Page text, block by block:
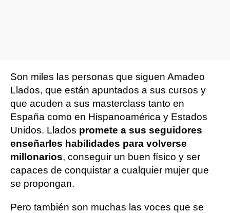
Son miles las personas que siguen Amadeo
Llados, que están apuntados a sus cursos y
que acuden a sus masterclass tanto en
España como en Hispanoamérica y Estados
Unidos. Llados promete a sus seguidores
enseñarles habilidades para volverse
millonarios, conseguir un buen físico y ser
capaces de conquistar a cualquier mujer que
se propongan.
Pero también son muchas las voces que se